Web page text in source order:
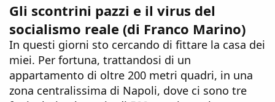
Gli scontrini pazzi e il virus del
socialismo reale (di Franco Marino)
In questi giorni sto cercando di fittare la casa dei
miei. Per fortuna, trattandosi di un
appartamento di oltre 200 metri quadri, in una
zona centralissima di Napoli, dove ci sono tre